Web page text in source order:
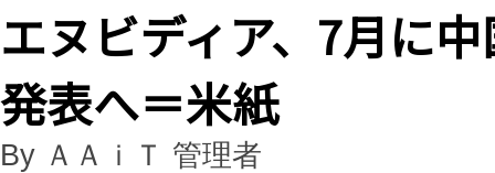
エヌビディア、7月に
発表へ＝米紙
By ＡＡｉＴ 管理者